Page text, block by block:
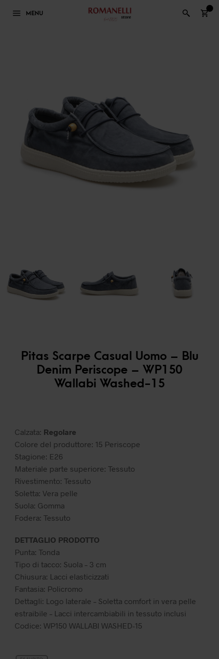
MENU
Pitas Scarpe Casual Uomo – Blu
Denim Periscope – WP150
Wallabi Washed-15
Calzata: Regolare
Colore del produttore: 15 Periscope
Stagione: E26
Materiale parte superiore: Tessuto
Rivestimento: Tessuto
Soletta: Vera pelle
Suola: Gomma
Fodera: Tessuto
DETTAGLIO PRODOTTO
Punta: Tonda
Tipo di tacco: Suola – 3 cm
Chiusura: Lacci elasticizzati
Fantasia: Policromo
Dettagli: Logo laterale – Soletta comfort in vera pelle
estraibile – Lacci intercambiabili in tessuto inclusi
Codice: WP150 WALLABI WASHED-15